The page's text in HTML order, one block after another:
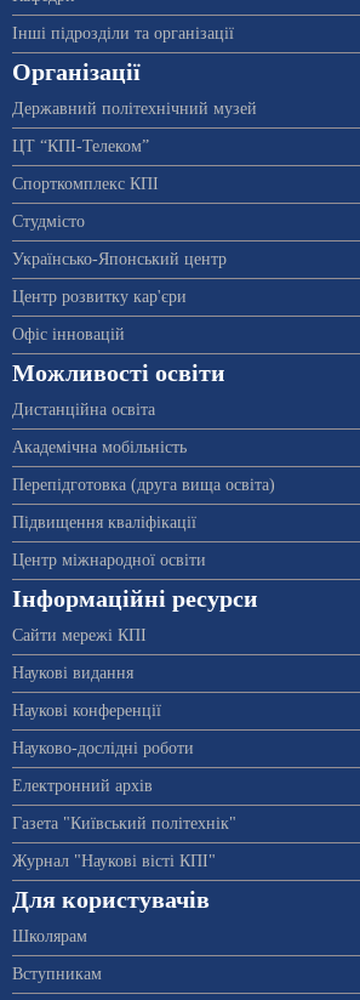
Інші підрозділи та організації
Організації
Державний політехнічний музей
ЦТ “КПІ-Телеком”
Спорткомплекс КПІ
Студмісто
Українсько-Японський центр
Центр розвитку кар'єри
Офіс інновацій
Можливості освіти
Дистанційна освіта
Академічна мобільність
Перепідготовка (друга вища освіта)
Підвищення кваліфікації
Центр міжнародної освіти
Інформаційні ресурси
Сайти мережі КПІ
Наукові видання
Наукові конференції
Науково-дослідні роботи
Електронний архів
Газета "Київський політехнік"
Журнал "Наукові вісті КПІ"
Для користувачів
Школярам
Вступникам